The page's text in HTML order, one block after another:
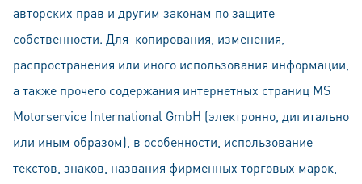
авторских прав и другим законам по защите
собственности. Для копирования, изменения,
распространeния или иного использования информации,
а также прочего содержания интернетных страниц MS
Motorservice International GmbH (электронно, дигитально
или иным обрaзом), в особeннoсти, использование
тeкстов, знаков, названия фирменных торговых марок,